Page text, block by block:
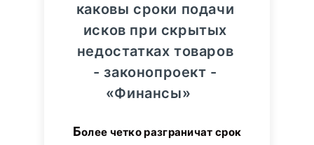
каковы сроки подачи
исков при скрытых
недостатках товаров
- законопроект -
«Финансы»
Более четко разграничат срок